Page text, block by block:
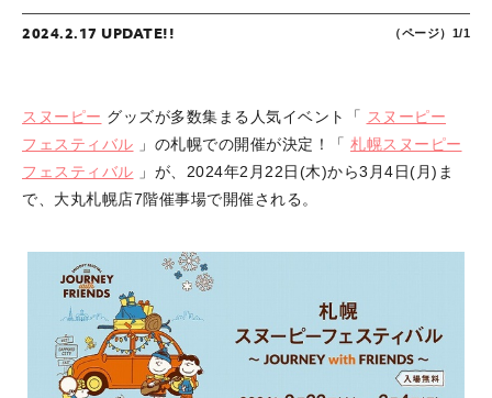
2024.2.17 UPDATE!! （ページ）1/1
スヌーピー グッズが多数集まる人気イベント「 スヌーピー
フェスティバル 」の札幌での開催が決定！「 札幌スヌーピー
フェスティバル 」が、2024年2月22日(木)から3月4日(月)ま
で、大丸札幌店7階催事場で開催される。